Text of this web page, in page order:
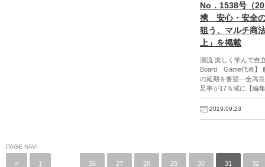
No．1538号（
携 安心・安全
狙う、マルチ商
上」を掲載
潮流 楽しく学んで
Board Game代表】
の延期を要望―全高
足率が17％減に【編
2019.09.23
PAGE NAVI
« 1 26 27 28 29 30 31 32